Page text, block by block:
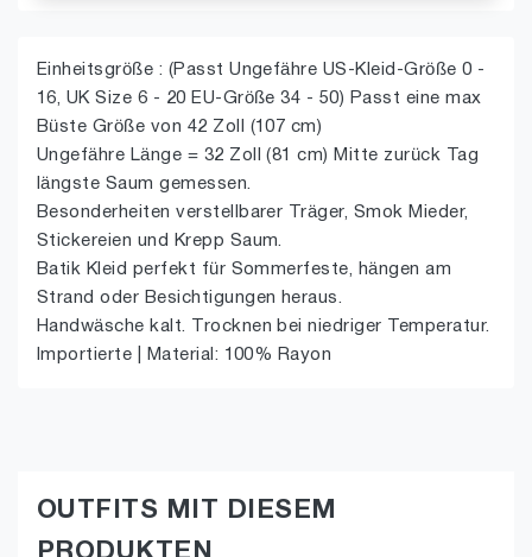
Einheitsgröße : (Passt Ungefähre US-Kleid-Größe 0 -
16, UK Size 6 - 20 EU-Größe 34 - 50) Passt eine max
Büste Größe von 42 Zoll (107 cm)
Ungefähre Länge = 32 Zoll (81 cm) Mitte zurück Tag
längste Saum gemessen.
Besonderheiten verstellbarer Träger, Smok Mieder,
Stickereien und Krepp Saum.
Batik Kleid perfekt für Sommerfeste, hängen am
Strand oder Besichtigungen heraus.
Handwäsche kalt. Trocknen bei niedriger Temperatur.
Importierte | Material: 100% Rayon
OUTFITS MIT DIESEM
PRODUKTEN